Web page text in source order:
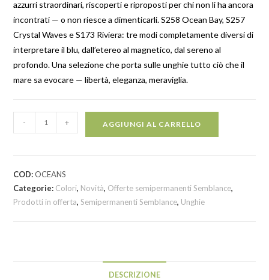
azzurri straordinari, riscoperti e riproposti per chi non li ha ancora
incontrati — o non riesce a dimenticarli. S258 Ocean Bay, S257
Crystal Waves e S173 Riviera: tre modi completamente diversi di
interpretare il blu, dall’etereo al magnetico, dal sereno al
profondo. Una selezione che porta sulle unghie tutto ciò che il
mare sa evocare — libertà, eleganza, meraviglia.
- + AGGIUNGI AL CARRELLO
COD:OCEANS
Categorie: Colori, Novità, Offerte semipermanenti Semblance,
Prodotti in offerta,Semipermanenti Semblance, Unghie
DESCRIZIONE